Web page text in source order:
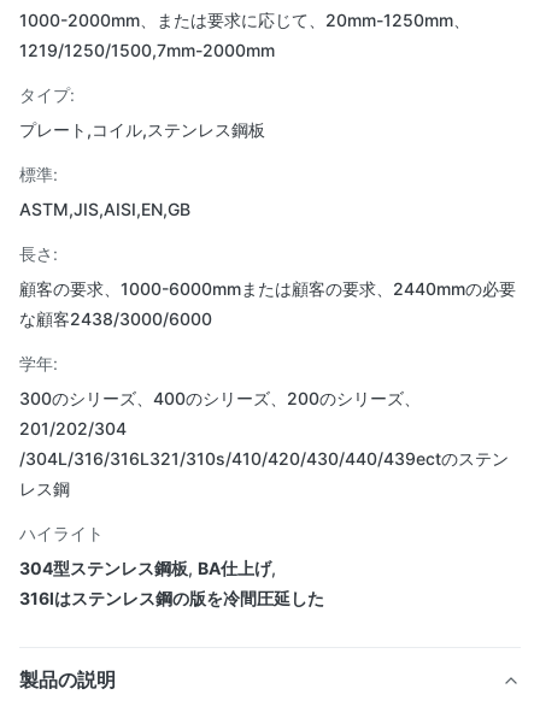
1000-2000mm、または要求に応じて、20mm-1250mm、
1219/1250/1500,7mm-2000mm
タイプ:
プレート,コイル,ステンレス鋼板
標準:
ASTM,JIS,AISI,EN,GB
長さ:
顧客の要求、1000-6000mmまたは顧客の要求、2440mmの必要
な顧客2438/3000/6000
学年:
300のシリーズ、400のシリーズ、200のシリーズ、
201/202/304
/304L/316/316L321/310s/410/420/430/440/439ectのステン
レス鋼
ハイライト
304型ステンレス鋼板, BA仕上げ,
316lはステンレス鋼の版を冷間圧延した
製品の説明